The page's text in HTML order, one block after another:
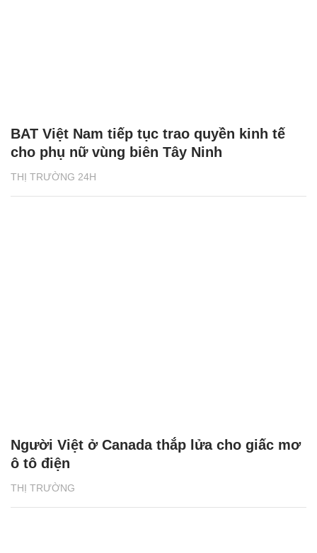
THỊ TRƯỜNG 24H
BAT Việt Nam tiếp tục trao quyền kinh tế
cho phụ nữ vùng biên Tây Ninh
THỊ TRƯỜNG
Người Việt ở Canada thắp lửa cho giấc mơ
ô tô điện